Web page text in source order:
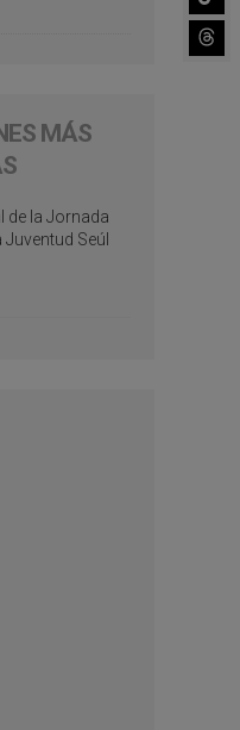
MÁS
de la Jornada
Juventud Seúl